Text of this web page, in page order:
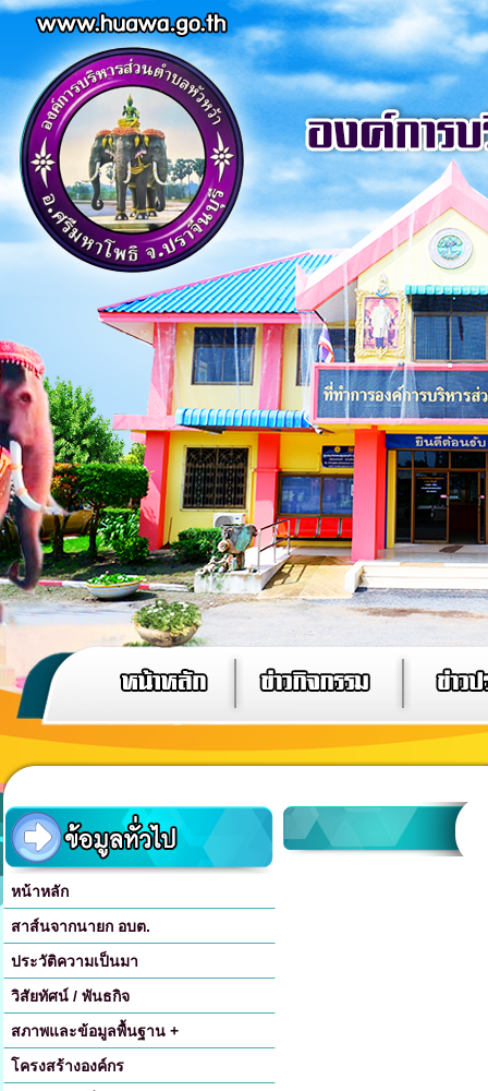
หน้าหลัก
สาส์นจากนายก อบต.
ประวัติความเป็นมา
วิสัยทัศน์ / พันธกิจ
สภาพและข้อมูลพื้นฐาน +
โครงสร้างองค์กร